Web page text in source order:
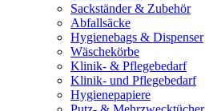
Sackständer & Zubehör
Abfallsäcke
Hygienebags & Dispenser
Wäschekörbe
Klinik- & Pflegebedarf
Klinik- und Pflegebedarf
Hygienepapiere